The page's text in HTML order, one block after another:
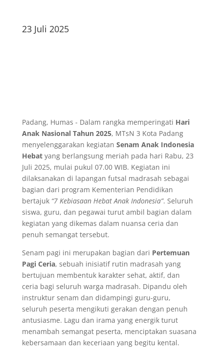
23 Juli 2025
Padang, Humas - Dalam rangka memperingati Hari
Anak Nasional Tahun 2025, MTsN 3 Kota Padang
menyelenggarakan kegiatan Senam Anak Indonesia
Hebatyang berlangsung meriah pada hari Rabu, 23
Juli 2025, mulai pukul 07.00 WIB. Kegiatan ini
dilaksanakan di lapangan futsal madrasah sebagai
bagian dari program Kementerian Pendidikan
bertajuk “7 Kebiasaan Hebat Anak Indonesia”. Seluruh
siswa, guru, dan pegawai turut ambil bagian dalam
kegiatan yang dikemas dalam nuansa ceria dan
penuh semangat tersebut.
Senam pagi ini merupakan bagian dari Pertemuan
Pagi Ceria, sebuah inisiatif rutin madrasah yang
bertujuan membentuk karakter sehat, aktif, dan
ceria bagi seluruh warga madrasah. Dipandu oleh
instruktur senam dan didampingi guru-guru,
seluruh peserta mengikuti gerakan dengan penuh
antusiasme. Lagu dan irama yang energik turut
menambah semangat peserta, menciptakan suasana
kebersamaan dan keceriaan yang begitu kental.